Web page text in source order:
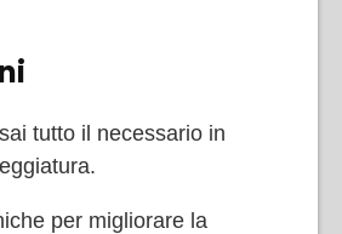
tutto il necessario in
per migliorare la